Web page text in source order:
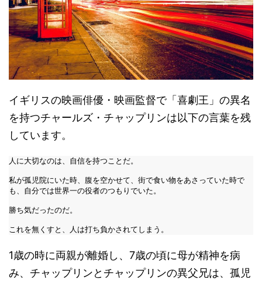
イギリスの映画俳優・映画監督で「喜劇王」の異名
を持つチャールズ・チャップリンは以下の言葉を残
しています。
人に大切なのは、自信を持つことだ。
私が孤児院にいた時、腹を空かせて、街で食い物をあさっていた時で
も、自分では世界一の役者のつもりでいた。
勝ち気だったのだ。
これを無くすと、人は打ち負かされてしまう。
1歳の時に両親が離婚し、7歳の頃に母が精神を病
み、チャップリンとチャップリンの異父兄は、孤児